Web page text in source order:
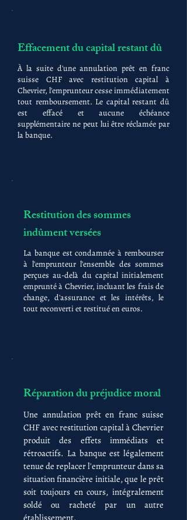
Effacement du capital restant dû
À la suite d'une annulation prêt en franc
suisse CHF avec restitution capital à
Chevrier, l'emprunteur cesse immédiatement
tout remboursement. Le capital restant dû
est effacé et aucune échéance
supplémentaire ne peut lui être réclamée par
la banque.
Restitution des sommes
indûment versées
La banque est condamnée à rembourser
à l'emprunteur l'ensemble des sommes
perçues au-delà du capital initialement
emprunté à Chevrier, incluant les frais de
change, d'assurance et les intérêts, le
tout reconverti et restitué en euros.
Réparation du préjudice moral
Une annulation prêt en franc suisse
CHF avec restitution capital à Chevrier
produit des effets immédiats et
rétroactifs. La banque est légalement
tenue de replacer l'emprunteur dans sa
situation financière initiale, que le prêt
soit toujours en cours, intégralement
soldé ou racheté par un autre
établissement.